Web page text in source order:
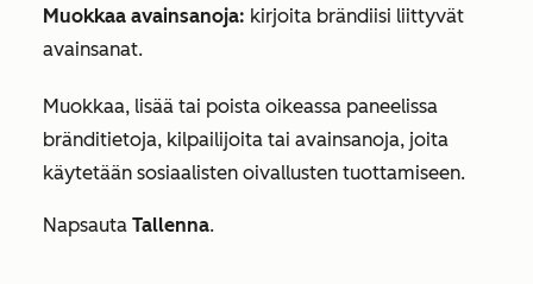
Muokkaa avainsanoja: kirjoita brändiisi liittyvät
avainsanat.
Muokkaa, lisää tai poista oikeassa paneelissa
bränditietoja, kilpailijoita tai avainsanoja, joita
käytetään sosiaalisten oivallusten tuottamiseen.
Napsauta Tallenna.